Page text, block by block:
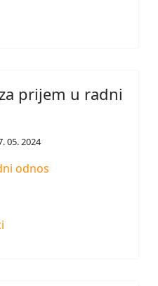
prijem u radni
05. 2024
odnos